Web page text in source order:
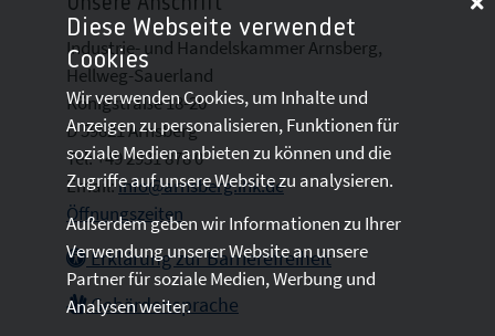
Industrie- und Handelskammer Arnsberg,
Hellweg-Sauerland
Königstraße 18-20
D 59821 Arnsberg
Tel: +49 2931 878 0
Email:info@arnsberg.ihk.de
Öffnungszeiten
Erklärung zur Barrierefreiheit
Gebärdensprache
Diese Webseite verwendet
Cookies
Wir verwenden Cookies, um Inhalte und
Anzeigen zu personalisieren, Funktionen für
soziale Medien anbieten zu können und die
Zugriffe auf unsere Website zu analysieren.
Außerdem geben wir Informationen zu Ihrer
Verwendung unserer Website an unsere
Partner für soziale Medien, Werbung und
Analysen weiter.